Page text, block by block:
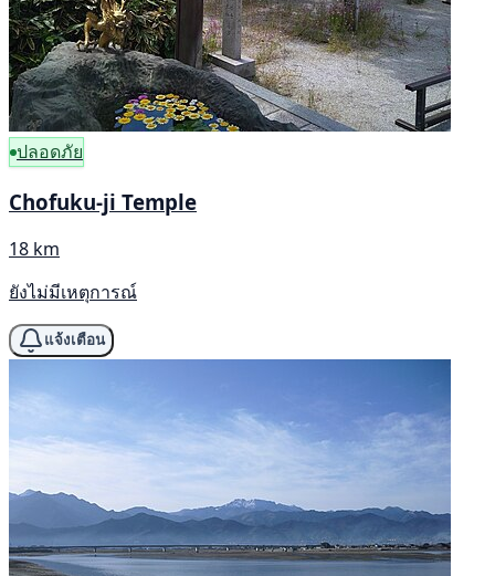
ปลอดภัย
Chofuku-ji Temple
18 km
ยังไม่มีเหตุการณ์
แจ้งเตือน